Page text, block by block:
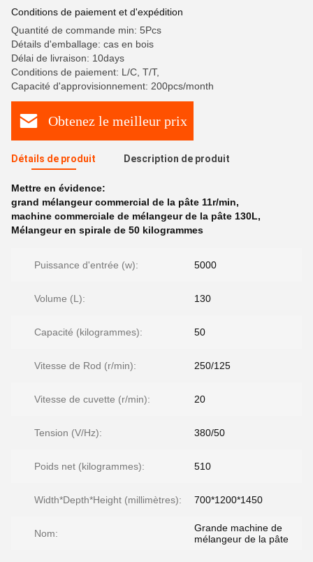
Conditions de paiement et d'expédition
Quantité de commande min: 5Pcs
Détails d'emballage: cas en bois
Délai de livraison: 10days
Conditions de paiement: L/C, T/T,
Capacité d'approvisionnement: 200pcs/month
Obtenez le meilleur prix
Détails de produit Description de produit
Mettre en évidence:
grand mélangeur commercial de la pâte 11r/min,
machine commerciale de mélangeur de la pâte 130L,
Mélangeur en spirale de 50 kilogrammes
Puissance d'entrée (w): 5000
Volume (L): 130
Capacité (kilogrammes): 50
Vitesse de Rod (r/min): 250/125
Vitesse de cuvette (r/min): 20
Tension (V/Hz): 380/50
Poids net (kilogrammes): 510
Width*Depth*Height (millimètres): 700*1200*1450
Nom:
Grande machine de
mélangeur de la pâte